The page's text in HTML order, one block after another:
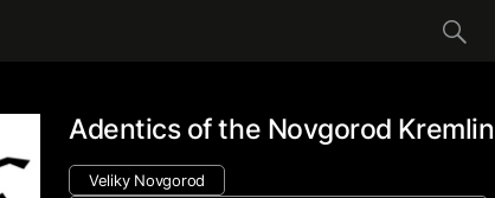
Adentics of the Novgorod Kremlin
Veliky Novgorod